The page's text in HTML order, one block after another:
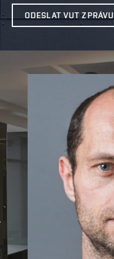
ODESLAT VUT ZPRÁVU